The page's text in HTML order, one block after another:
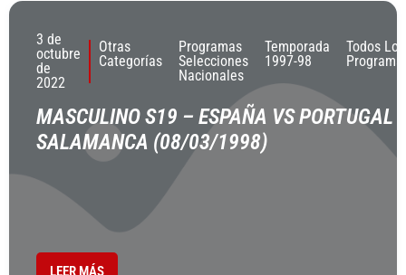
3 de
octubre
de
2022
Otras
Categorías
Programas
Selecciones
Nacionales
Temporada
1997-98
Todos Los
MASCULINO S19 – ESPAÑA VS PORTUGAL
SALAMANCA (08/03/1998)
LEER MÁS